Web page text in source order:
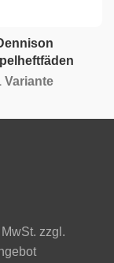
Variante
zzgl.